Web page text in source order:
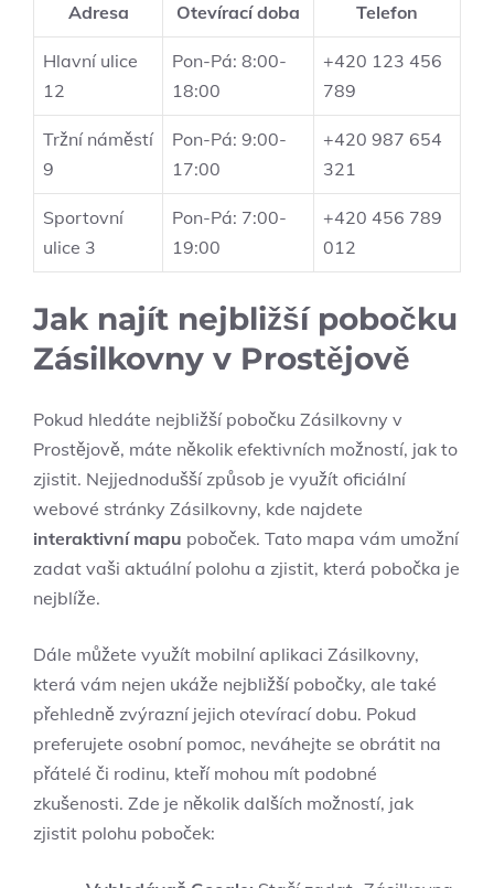
Adresa Otevírací doba Telefon
Hlavní ulice
12
Pon-Pá: 8:00-
18:00
+420 123 456
789
Tržní náměstí
9
Pon-Pá: 9:00-
17:00
+420 987 654
321
Sportovní
ulice 3
Pon-Pá: 7:00-
19:00
+420 456 789
012
Jak najít nejbližší pobočku
Zásilkovny v Prostějově
Pokud hledáte nejbližší pobočku Zásilkovny v
Prostějově, máte několik efektivních možností, jak to
zjistit. Nejjednodušší způsob je využít oficiální
webové stránky Zásilkovny, kde najdete
interaktivní mapu poboček. Tato mapa vám umožní
zadat vaši aktuální polohu a zjistit, která pobočka je
nejblíže.
Dále můžete využít mobilní aplikaci Zásilkovny,
která vám nejen ukáže nejbližší pobočky, ale také
přehledně zvýrazní jejich otevírací dobu. Pokud
preferujete osobní pomoc, neváhejte se obrátit na
přátelé či rodinu, kteří mohou mít podobné
zkušenosti. Zde je několik dalších možností, jak
zjistit polohu poboček: